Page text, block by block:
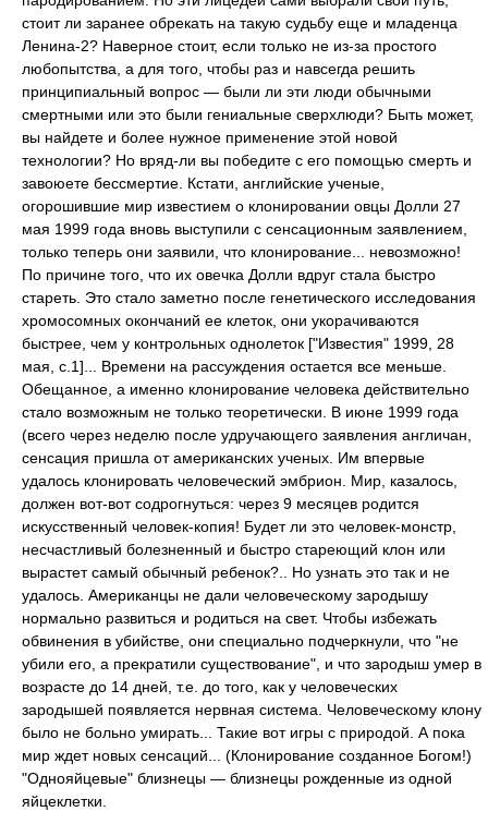
стоит ли заранее обрекать на такую судьбу еще и младенца
Ленина-2? Наверное стоит, если только не из-за простого
любопытства, а для того, чтобы раз и навсегда решить
принципиальный вопрос — были ли эти люди обычными
смертными или это были гениальные сверхлюди? Быть может,
вы найдете и более нужное применение этой новой
технологии? Но вряд-ли вы победите с его помощью смерть и
завоюете бессмертие. Кстати, английские ученые,
огорошившие мир известием о клонировании овцы Долли 27
мая 1999 года вновь выступили с сенсационным заявлением,
только теперь они заявили, что клонирование... невозможно!
По причине того, что их овечка Долли вдруг стала быстро
стареть. Это стало заметно после генетического исследования
хромосомных окончаний ее клеток, они укорачиваются
быстрее, чем у контрольных однолеток ["Известия" 1999, 28
мая, с.1]... Времени на рассуждения остается все меньше.
Обещанное, а именно клонирование человека действительно
стало возможным не только теоретически. В июне 1999 года
(всего через неделю после удручающего заявления англичан,
сенсация пришла от американских ученых. Им впервые
удалось клонировать человеческий эмбрион. Мир, казалось,
должен вот-вот содрогнуться: через 9 месяцев родится
искусственный человек-копия! Будет ли это человек-монстр,
несчастливый болезненный и быстро стареющий клон или
вырастет самый обычный ребенок?.. Но узнать это так и не
удалось. Американцы не дали человеческому зародышу
нормально развиться и родиться на свет. Чтобы избежать
обвинения в убийстве, они специально подчеркнули, что "не
убили его, а прекратили существование", и что зародыш умер в
возрасте до 14 дней, т.е. до того, как у человеческих
зародышей появляется нервная система. Человеческому клону
было не больно умирать... Такие вот игры с природой. А пока
мир ждет новых сенсаций... (Клонирование созданное Богом!)
"Однояйцевые" близнецы — близнецы рожденные из одной
яйцеклетки.